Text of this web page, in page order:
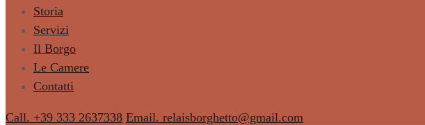
Storia
Servizi
Il Borgo
Le Camere
Contatti
Call. +39 333 2637338 Email. relaisborghetto@gmail.com